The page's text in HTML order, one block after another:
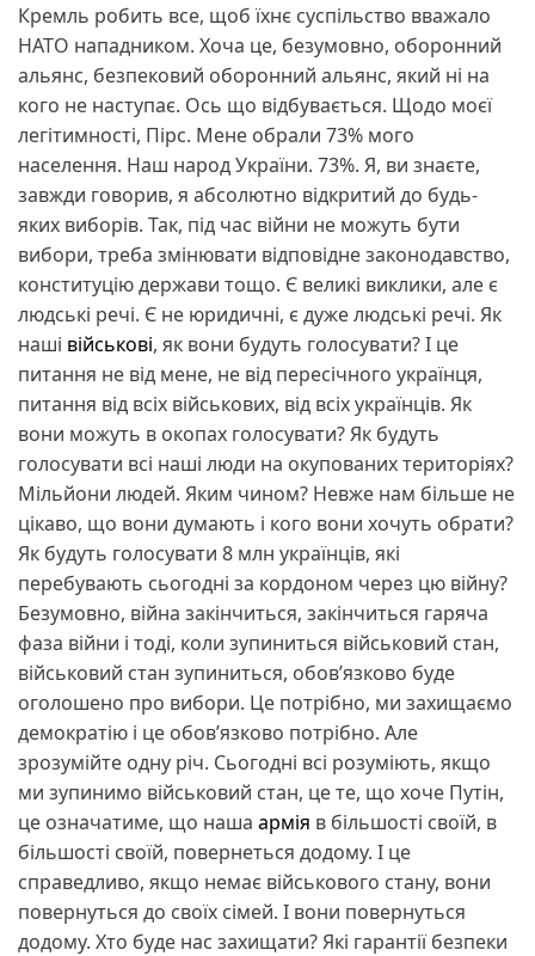
Кремль робить все, щоб їхнє суспільство вважало
НАТО нападником. Хоча це, безумовно, оборонний
альянс, безпековий оборонний альянс, який ні на
кого не наступає. Ось що відбувається. Щодо моєї
легітимності, Пірс. Мене обрали 73% мого
населення. Наш народ України. 73%. Я, ви знаєте,
завжди говорив, я абсолютно відкритий до будь-
яких виборів. Так, під час війни не можуть бути
вибори, треба змінювати відповідне законодавство,
конституцію держави тощо. Є великі виклики, але є
людські речі. Є не юридичні, є дуже людські речі. Як
наші військові, як вони будуть голосувати? І це
питання не від мене, не від пересічного українця,
питання від всіх військових, від всіх українців. Як
вони можуть в окопах голосувати? Як будуть
голосувати всі наші люди на окупованих територіях?
Мільйони людей. Яким чином? Невже нам більше не
цікаво, що вони думають і кого вони хочуть обрати?
Як будуть голосувати 8 млн українців, які
перебувають сьогодні за кордоном через цю війну?
Безумовно, війна закінчиться, закінчиться гаряча
фаза війни і тоді, коли зупиниться військовий стан,
військовий стан зупиниться, обов’язково буде
оголошено про вибори. Це потрібно, ми захищаємо
демократію і це обов’язково потрібно. Але
зрозумійте одну річ. Сьогодні всі розуміють, якщо
ми зупинимо військовий стан, це те, що хоче Путін,
це означатиме, що наша армія в більшості своїй, в
більшості своїй, повернеться додому. І це
справедливо, якщо немає військового стану, вони
повернуться до своїх сімей. І вони повернуться
додому. Хто буде нас захищати? Які гарантії безпеки